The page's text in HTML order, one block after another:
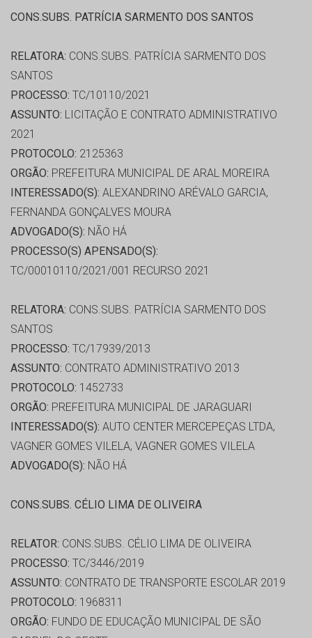
CONS.SUBS. PATRÍCIA SARMENTO DOS SANTOS
RELATORA: CONS.SUBS. PATRÍCIA SARMENTO DOS
SANTOS
PROCESSO: TC/10110/2021
ASSUNTO: LICITAÇÃO E CONTRATO ADMINISTRATIVO
2021
PROTOCOLO: 2125363
ORGÃO: PREFEITURA MUNICIPAL DE ARAL MOREIRA
INTERESSADO(S): ALEXANDRINO ARÉVALO GARCIA,
FERNANDA GONÇALVES MOURA
ADVOGADO(S): NÃO HÁ
PROCESSO(S) APENSADO(S):
TC/00010110/2021/001 RECURSO 2021
RELATORA: CONS.SUBS. PATRÍCIA SARMENTO DOS
SANTOS
PROCESSO: TC/17939/2013
ASSUNTO: CONTRATO ADMINISTRATIVO 2013
PROTOCOLO: 1452733
ORGÃO: PREFEITURA MUNICIPAL DE JARAGUARI
INTERESSADO(S): AUTO CENTER MERCEPEÇAS LTDA,
VAGNER GOMES VILELA, VAGNER GOMES VILELA
ADVOGADO(S): NÃO HÁ
CONS.SUBS. CÉLIO LIMA DE OLIVEIRA
RELATOR: CONS.SUBS. CÉLIO LIMA DE OLIVEIRA
PROCESSO: TC/3446/2019
ASSUNTO: CONTRATO DE TRANSPORTE ESCOLAR 2019
PROTOCOLO: 1968311
ORGÃO: FUNDO DE EDUCAÇÃO MUNICIPAL DE SÃO